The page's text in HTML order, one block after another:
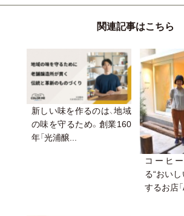
関連記事はこちら
新しい味を作るのは、地域
の味を守るため。創業160
年「光浦醸...
コーヒ
る“おい
するお店「